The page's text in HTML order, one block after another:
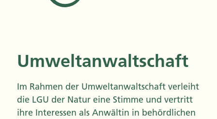
Umweltanwaltschaft
Im Rahmen der Umweltanwaltschaft verleiht
die LGU der Natur eine Stimme und vertritt
ihre Interessen als Anwältin in behördlichen